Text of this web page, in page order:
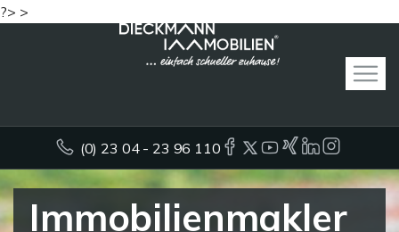
?> >
(0) 23 04 - 23 96 110
Immobilienmakler